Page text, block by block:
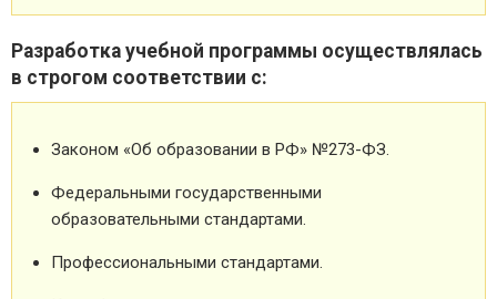
Разработка учебной программы осуществлялась
в строгом соответствии с:
Законом «Об образовании в РФ» №273-ФЗ.
Федеральными государственными
образовательными стандартами.
Профессиональными стандартами.